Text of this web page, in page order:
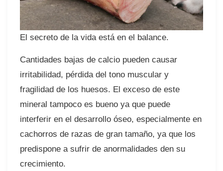
El secreto de la vida está en el balance.
Cantidades bajas de calcio pueden causar
irritabilidad, pérdida del tono muscular y
fragilidad de los huesos. El exceso de este
mineral tampoco es bueno ya que puede
interferir en el desarrollo óseo, especialmente en
cachorros de razas de gran tamaño, ya que los
predispone a sufrir de anormalidades den su
crecimiento.